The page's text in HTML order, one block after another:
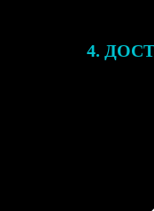
После
на email с
заказ
для
4.
Введите
заказа.
его в